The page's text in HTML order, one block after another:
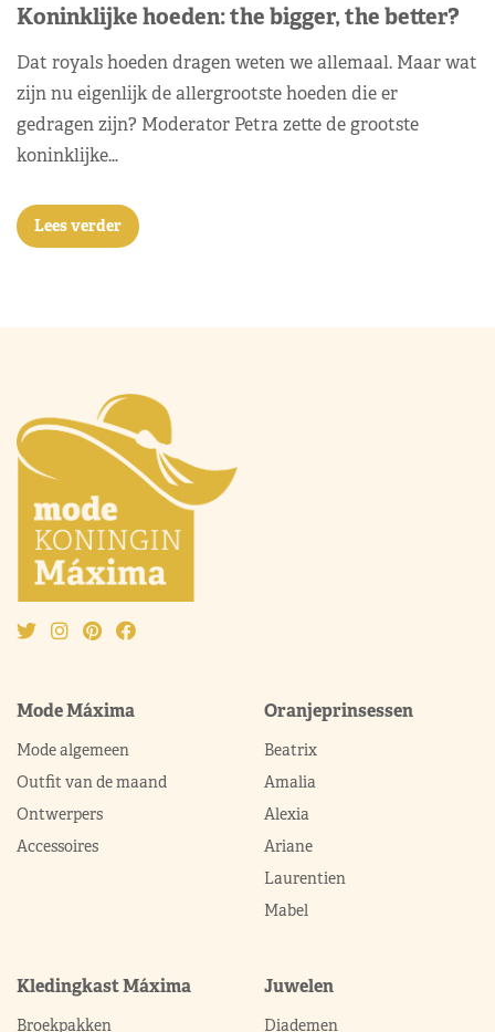
Koninklijke hoeden: the bigger, the better?
Dat royals hoeden dragen weten we allemaal. Maar wat
zijn nu eigenlijk de allergrootste hoeden die er
gedragen zijn? Moderator Petra zette de grootste
koninklijke…
Lees verder
Mode Máxima
Mode algemeen
Outfit van de maand
Ontwerpers
Accessoires
Oranjeprinsessen
Beatrix
Amalia
Alexia
Ariane
Laurentien
Mabel
Kledingkast Máxima
Broekpakken
Juwelen
Diademen